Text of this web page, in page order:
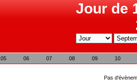
Jour de
05 06 07 08 09 10
Pas